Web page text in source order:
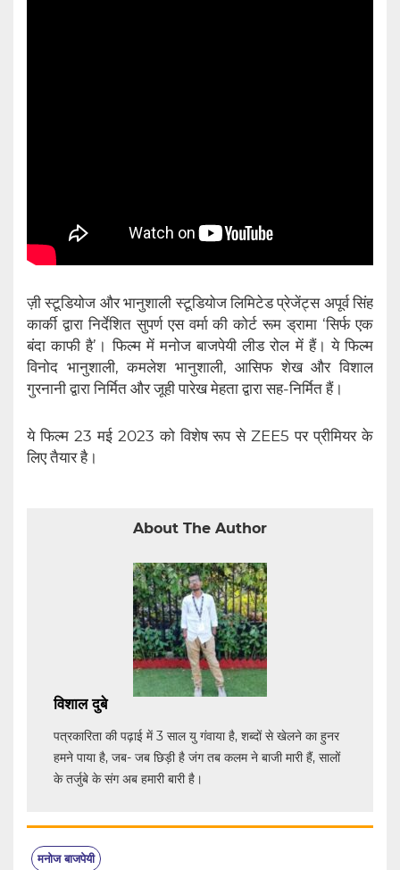
ज़ी स्टूडियोज और भानुशाली स्टूडियोज लिमिटेड प्रेजेंट्स अपूर्व सिंह
कार्की द्वारा निर्देशित सुपर्ण एस वर्मा की कोर्ट रूम ड्रामा ‘सिर्फ एक
बंदा काफी है’। फिल्म में मनोज बाजपेयी लीड रोल में हैं। ये फिल्म
विनोद भानुशाली, कमलेश भानुशाली, आसिफ शेख और विशाल
गुरनानी द्वारा निर्मित और जूही पारेख मेहता द्वारा सह-निर्मित हैं।
ये फिल्म 23 मई 2023 को विशेष रूप से ZEE5 पर प्रीमियर के
लिए तैयार है।
About The Author
विशाल दुबे
पत्रकारिता की पढ़ाई में 3 साल यु गंवाया है, शब्दों से खेलने का हुनर
हमने पाया है, जब- जब छिड़ी है जंग तब कलम ने बाजी मारी हैं, सालों
के तर्जुबे के संग अब हमारी बारी है।
मनोज बाजपेयी